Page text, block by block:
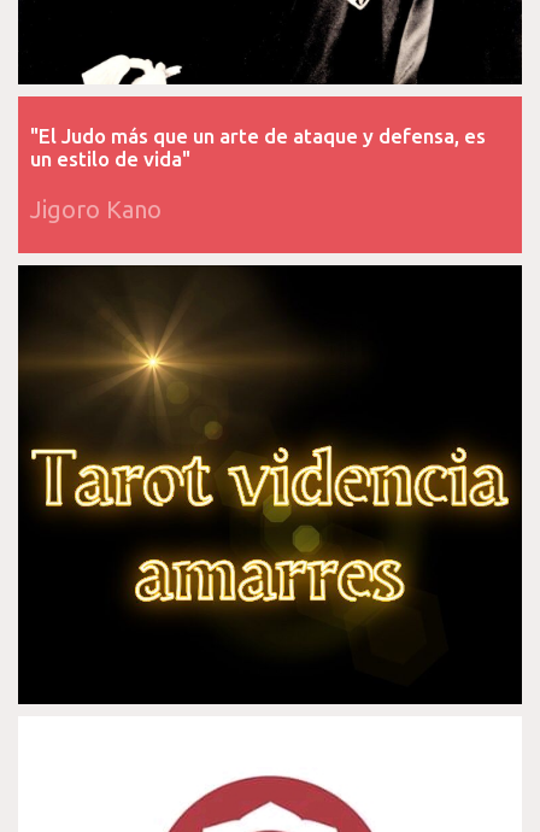
"El Judo más que un arte de ataque y defensa, es
un estilo de vida"
Jigoro Kano